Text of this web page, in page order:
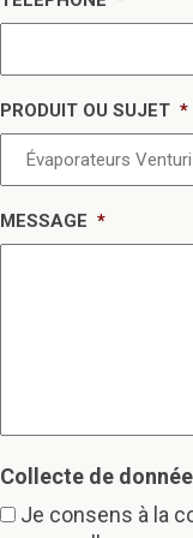
PRODUIT OU SUJET *
MESSAGE *
Collecte de
Je consens à la